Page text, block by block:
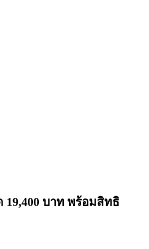
19,400 บาท พร้อมสิทธิ